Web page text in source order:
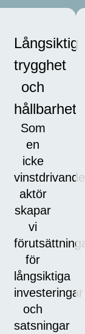
Långsiktig
trygghet
och
hållbarhet
Som
en
icke
vinstdrivande
aktör
skapar
vi
för
långsiktiga
investeringar
och
satsningar